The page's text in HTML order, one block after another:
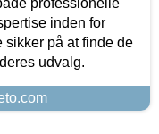
inden for
på at finde de
udvalg.